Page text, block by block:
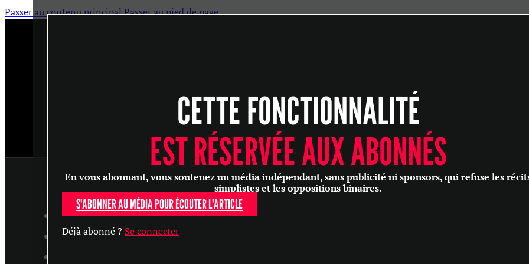
Passer au contenu principalPasser au pied de page
SANTÉ
PHILOSOPHIE
CULTURE
SOCIÉTÉ
ARTICLES
MASTERCLASS
CETTE FONCTIONNALITÉ
EST RÉSERVÉE AUX ABONNÉS
En vous abonnant, vous soutenez un média indépendant, sans publicité ni sponsors, qui refuse les
simplistes et les oppositions binaires.
S'ABONNER AU MÉDIA POUR ÉCOUTER L'ARTICLE
Déjà abonné ? Se connecter